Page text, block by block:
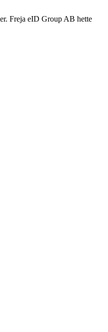
Freja eID Group AB hette